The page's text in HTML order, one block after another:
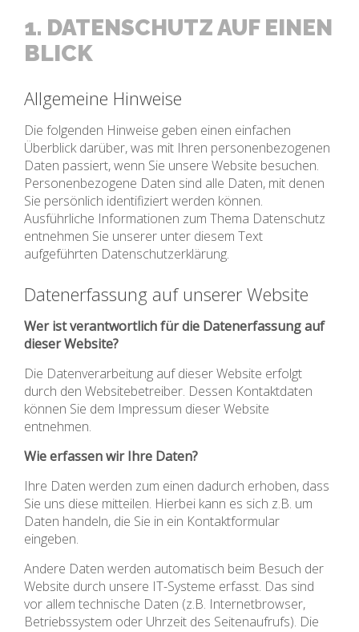
1. DATENSCHUTZ AUF EINEN
BLICK
Allgemeine Hinweise
Die folgenden Hinweise geben einen einfachen
Überblick darüber, was mit Ihren personenbezogenen
Daten passiert, wenn Sie unsere Website besuchen.
Personenbezogene Daten sind alle Daten, mit denen
Sie persönlich identifiziert werden können.
Ausführliche Informationen zum Thema Datenschutz
entnehmen Sie unserer unter diesem Text
aufgeführten Datenschutzerklärung.
Datenerfassung auf unserer Website
Wer ist verantwortlich für die Datenerfassung auf
dieser Website?
Die Datenverarbeitung auf dieser Website erfolgt
durch den Websitebetreiber. Dessen Kontaktdaten
können Sie dem Impressum dieser Website
entnehmen.
Wie erfassen wir Ihre Daten?
Ihre Daten werden zum einen dadurch erhoben, dass
Sie uns diese mitteilen. Hierbei kann es sich z.B. um
Daten handeln, die Sie in ein Kontaktformular
eingeben.
Andere Daten werden automatisch beim Besuch der
Website durch unsere IT-Systeme erfasst. Das sind
vor allem technische Daten (z.B. Internetbrowser,
Betriebssystem oder Uhrzeit des Seitenaufrufs). Die